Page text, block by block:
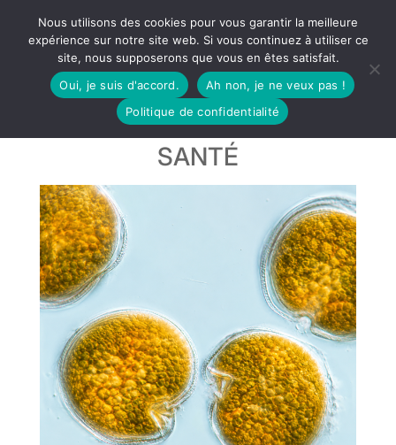
SANTÉ
Nous utilisons des cookies pour vous garantir la meilleure
expérience sur notre site web. Si vous continuez à utiliser ce
site, nous supposerons que vous en êtes satisfait.
Oui, je suis d'accord.
Ah non, je ne veux pas !
Politique de confidentialité